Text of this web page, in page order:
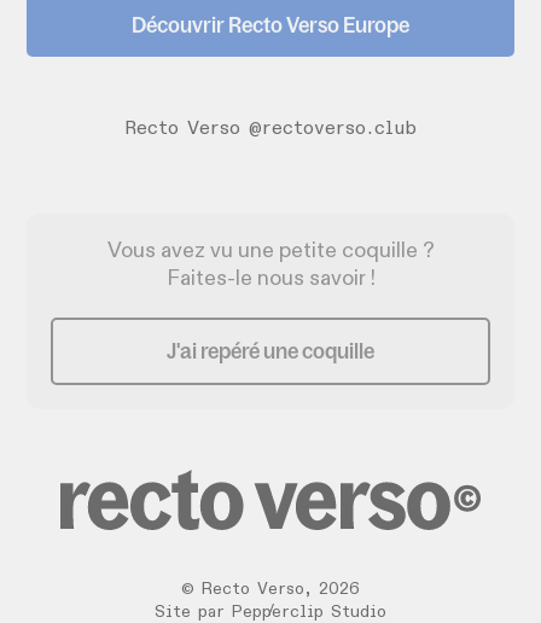
Découvrir Recto Verso Europe
Recto Verso @rectoverso.club
Vous avez vu une petite coquille ?
Faites-le nous savoir !
J'ai repéré une coquille
© Recto Verso , 2026
/
Site par
Pepperclip Studio